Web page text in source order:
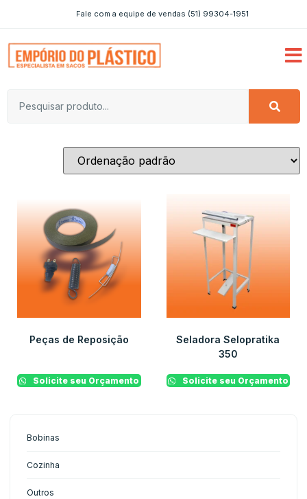
Fale com a equipe de vendas (51) 99304-1951
Bobinas
Cozinha
Outros
Peças de Reposição
Solicite seu Orçamento
Seladora Selopratika
350
Solicite seu Orçamento